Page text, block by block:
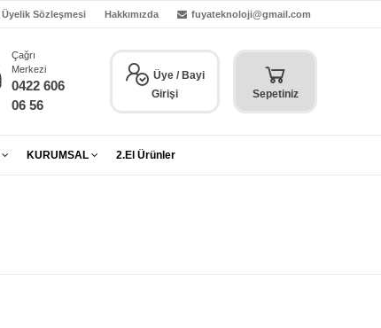
Üyelik Sözleşmesi Hakkımızda fuyateknoloji@gmail.com
Çağrı
Merkezi
0422 606
06 56
Üye / Bayi
Girişi
Sepetiniz
KURUMSAL 2.El Ürünler